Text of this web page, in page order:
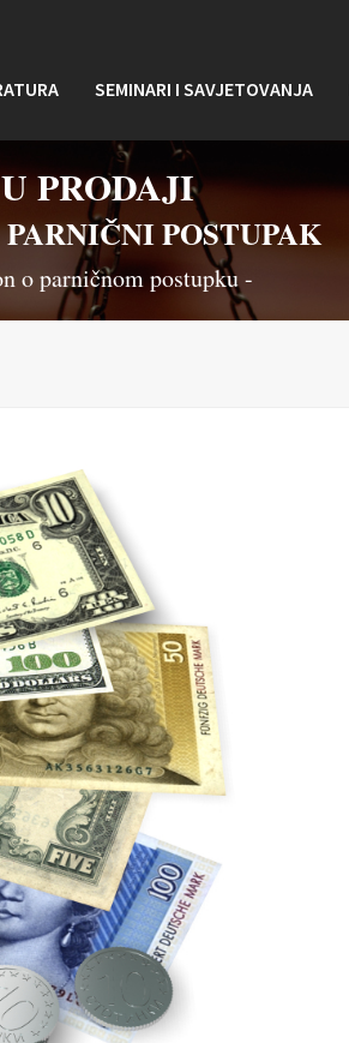
SEMINARI I SAVJETOVANJA
PRODAJI
POSTUPAK
o parničnom postupku -